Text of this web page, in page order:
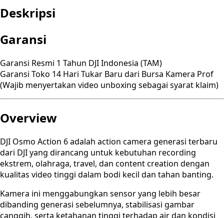
Deskripsi
Garansi
Garansi Resmi 1 Tahun DJI Indonesia (TAM)
Garansi Toko 14 Hari Tukar Baru dari Bursa Kamera Prof
(Wajib menyertakan video unboxing sebagai syarat klaim)
Overview
DJI Osmo Action 6 adalah action camera generasi terbaru
dari DJI yang dirancang untuk kebutuhan recording
ekstrem, olahraga, travel, dan content creation dengan
kualitas video tinggi dalam bodi kecil dan tahan banting.
Kamera ini menggabungkan sensor yang lebih besar
dibanding generasi sebelumnya, stabilisasi gambar
canggih, serta ketahanan tinggi terhadap air dan kondisi